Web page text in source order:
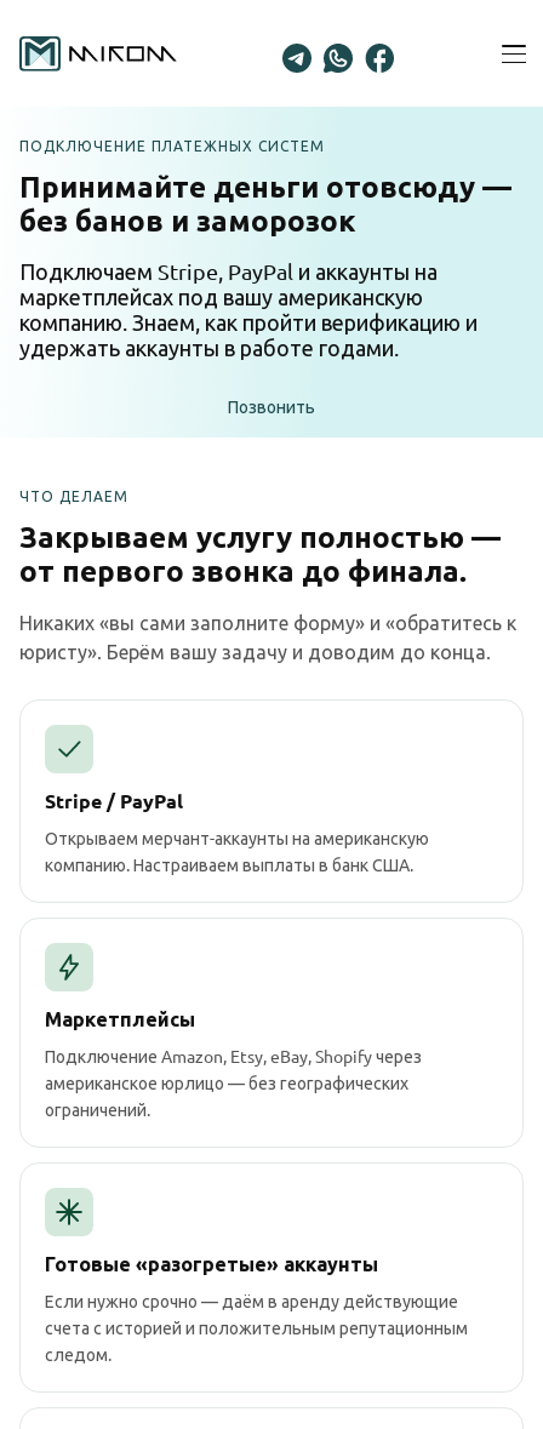
content
ПОДКЛЮЧЕНИЕ ПЛАТЕЖНЫХ СИСТЕМ
Принимайте деньги отовсюду —
без банов и заморозок
Подключаем Stripe, PayPal и аккаунты на
маркетплейсах под вашу американскую
компанию. Знаем, как пройти верификацию и
удержать аккаунты в работе годами.
Позвонить
ЧТО ДЕЛАЕМ
Закрываем услугу полностью —
от первого звонка до финала.
Никаких «вы сами заполните форму» и «обратитесь к
юристу». Берём вашу задачу и доводим до конца.
Stripe / PayPal
Открываем мерчант-аккаунты на американскую
компанию. Настраиваем выплаты в банк США.
Маркетплейсы
Подключение Amazon, Etsy, eBay, Shopify через
американское юрлицо — без географических
ограничений.
Готовые «разогретые» аккаунты
Если нужно срочно — даём в аренду действующие
счета с историей и положительным репутационным
следом.